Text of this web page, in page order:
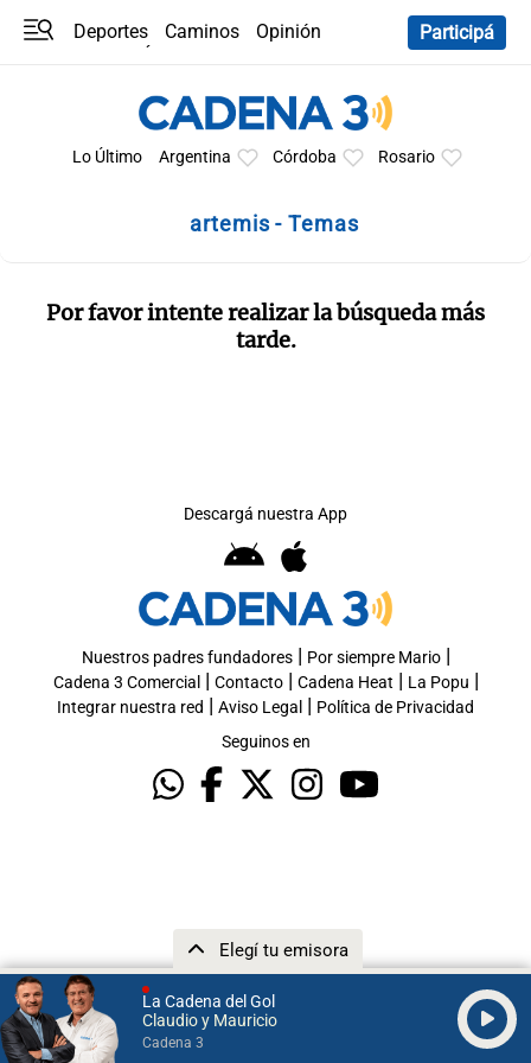
La Cadena del Gol
Claudio y Mauricio
Cadena 3
Elegí tu emisora
Deportes Caminos
Opinión
Participá
Lo Último Argentina Córdoba Rosario
artemis - Temas
Por favor intente realizar la búsqueda más
tarde.
Descargá nuestra App
Nuestros padres fundadores| Por siempre Mario|
Cadena 3 Comercial | Contacto| Cadena Heat | La Popu |
Integrar nuestra red | Aviso Legal | Política de Privacidad
Seguinos en